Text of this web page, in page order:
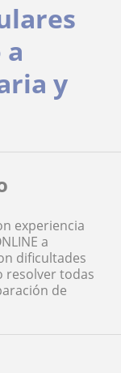
a
y
experiencia
a
dificultades
resolver todas
de